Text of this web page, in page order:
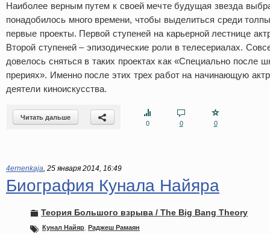
Наиболее верным путем к своей мечте будущая звезда
понадобилось много времени, чтобы выделиться среди
первые проекты. Первой ступеней на карьерной лестнице
Второй ступеней – эпизодические роли в телесериалах.
довелось сняться в таких проектах как «Специально после
прериях». Именно после этих трех работ на начинающую
деятели киноискусства.
Читать дальше
0
0 0
4ernenkaja, 25 января 2014, 16:49
Биография Кунала Найяра
Теория Большого взрыва / The Big Bang Theory
Кунал Найяр Раджеш Рамаян